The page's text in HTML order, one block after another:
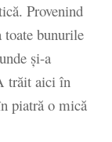
Provenind
bunurile
și-a
trăit aici în
piatră o mică